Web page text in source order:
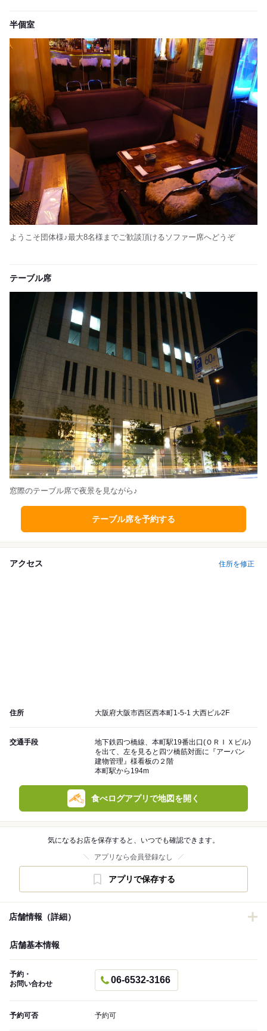
半個室
ようこそ団体様♪最大8名様までご歓談頂けるソファー席へどうぞ
テーブル席
窓際のテーブル席で夜景を見ながら♪
テーブル席を予約する
アクセス 住所を修正
住所 大阪府大阪市西区西本町1-5-1 大西ビル2F
交通手段
地下鉄四つ橋線、本町駅19番出口(ＯＲＩＸビル)
を出て、左を見ると四ツ橋筋対面に『アーバン
建物管理』様看板の２階
本町駅から194m
食べログアプリで地図を開く
気になるお店を保存すると、いつでも確認できます。
アプリなら会員登録なし
アプリで保存する
店舗情報（詳細）
店舗基本情報
予約・
お問い合わせ
06-6532-3166
予約可否 予約可